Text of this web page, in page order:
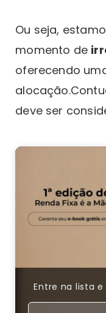
Ou seja,
momento de
oferecendo
deve ser
Entre na lista